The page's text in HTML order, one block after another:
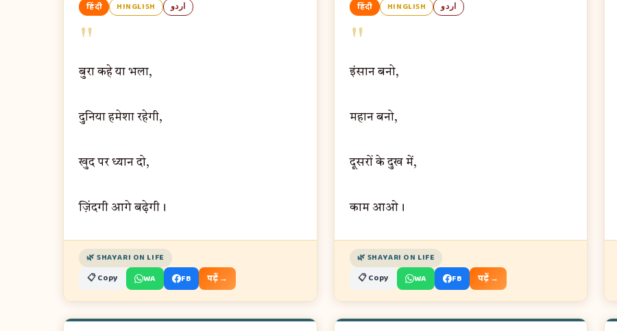
हिंदी HINGLISH اردو
"
बुरा कहे या भला,
दुनिया हमेशा रहेगी,
खुद पर ध्यान दो,
ज़िंदगी आगे बढ़ेगी।
🌿 SHAYARI ON LIFE
📋 Copy WA FB पढ़ें →
हिंदी HINGLISH اردو
"
इंसान बनो,
महान बनो,
दूसरों के दुख में,
काम आओ।
🌿 SHAYARI ON LIFE
📋 Copy WA FB पढ़ें →